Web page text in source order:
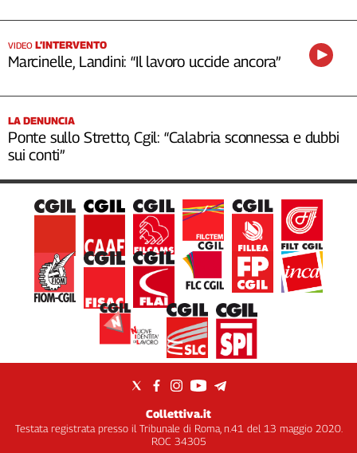
VIDEO L’INTERVENTO
Marcinelle, Landini: “Il lavoro uccide ancora”
LA DENUNCIA
Ponte sullo Stretto, Cgil: “Calabria sconnessa e dubbi
sui conti”
Collettiva.it
Testata registrata presso il Tribunale di Roma, n.41 del 13 maggio 2020.
ROC 34305